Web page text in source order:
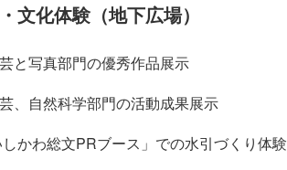
文化体験（地下広場）
と写真部門の優秀作品展示
、自然科学部門の活動成果展示
しかわ総文PRブース」での水引づくり体験